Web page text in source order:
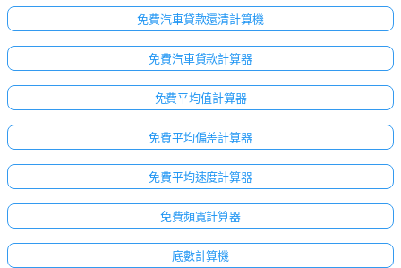
免費汽車貸款還清計算機
免費汽車貸款計算器
免費平均值計算器
免費平均偏差計算器
免費平均速度計算器
免費頻寬計算器
底數計算機